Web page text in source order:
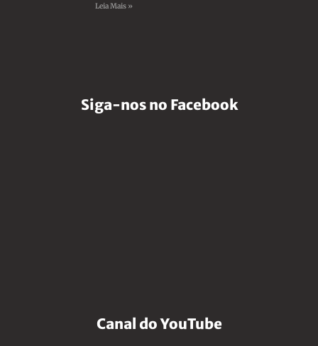
Leia Mais »
Siga-nos no Facebook
Canal do YouTube